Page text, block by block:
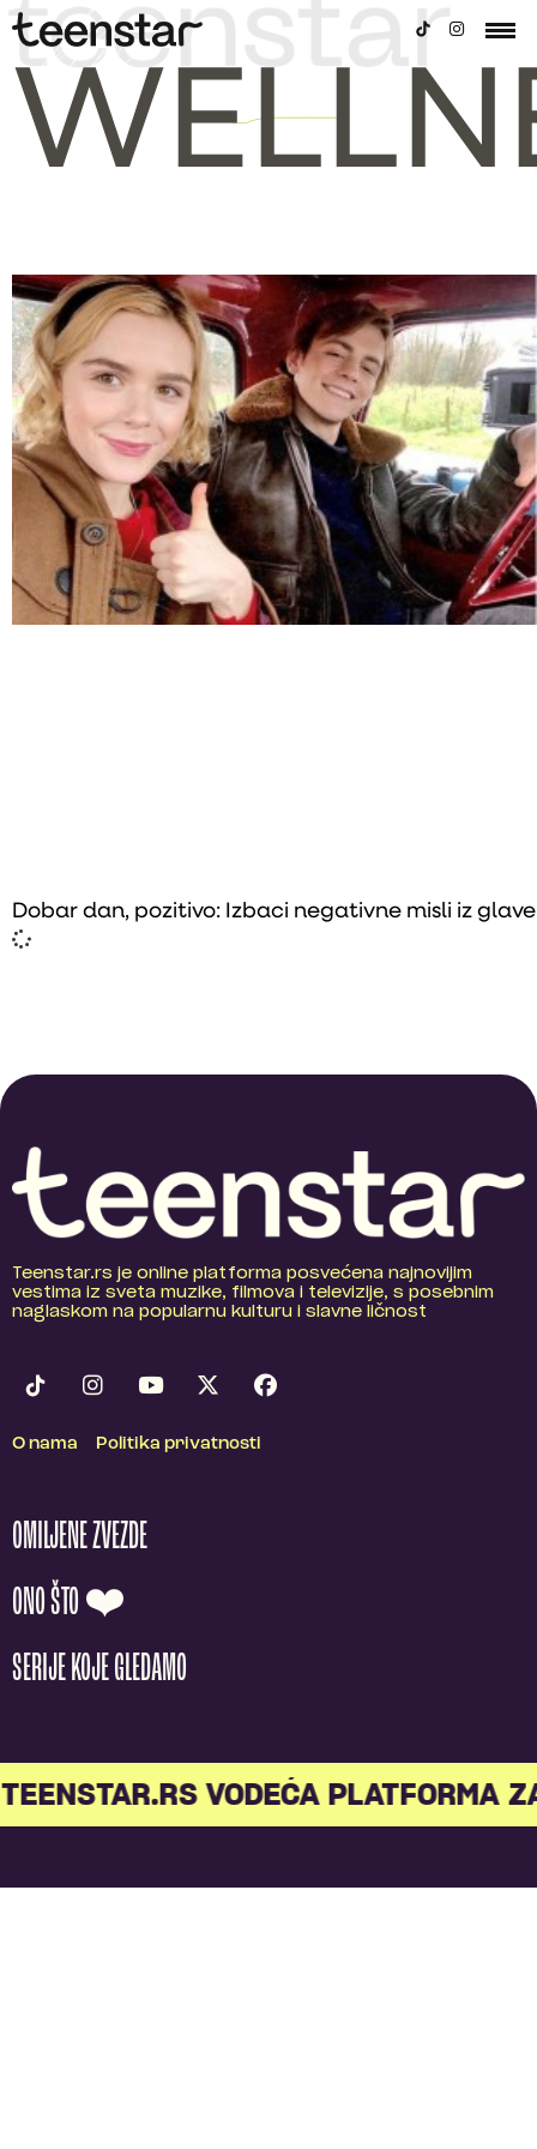
Dobar dan, pozitivo: Izbaci negativne misli iz glave
Teenstar.rs je online platforma posvećena najnovijim
vestima iz sveta muzike, filmova i televizije, s posebnim
naglaskom na popularnu kulturu i slavne ličnost
O nama Politika privatnosti
OMILJENE ZVEZDE
ONO ŠTO ❤️
SERIJE KOJE GLEDAMO
VODEĆA PLATFORMA